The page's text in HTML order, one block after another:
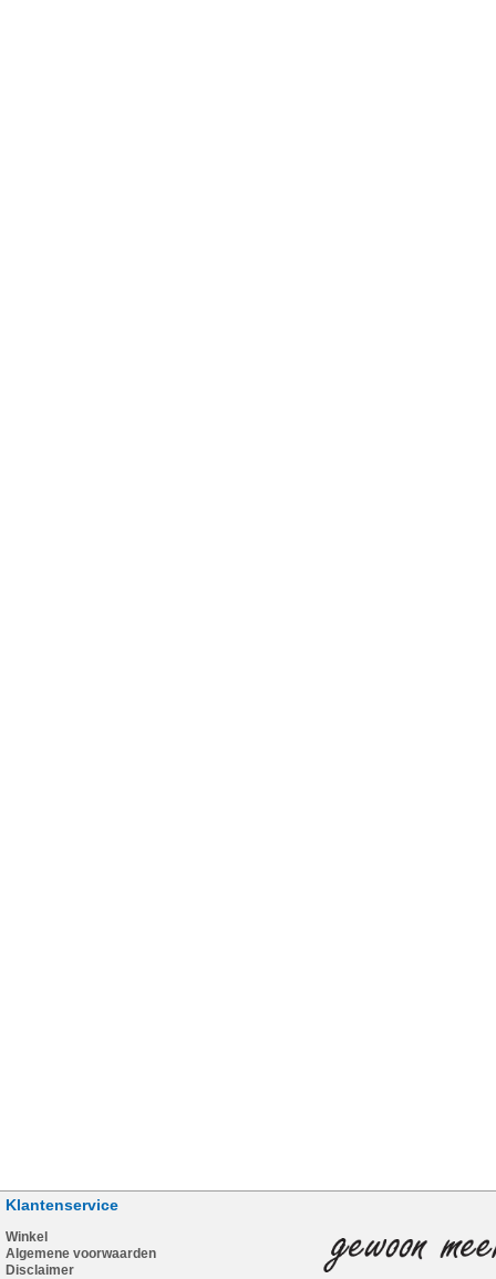
Klantenservice
Winkel
Algemene voorwaarden
Disclaimer